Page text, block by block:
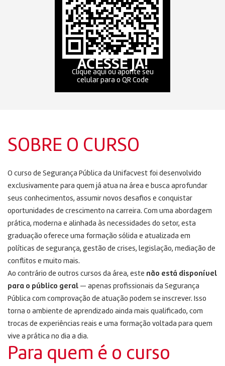
SOBRE O CURSO
O curso de Segurança Pública da Unifacvest foi desenvolvido
exclusivamente para quem já atua na área e busca aprofundar
seus conhecimentos, assumir novos desafios e conquistar
oportunidades de crescimento na carreira. Com uma abordagem
prática, moderna e alinhada às necessidades do setor, esta
graduação oferece uma formação sólida e atualizada em
políticas de segurança, gestão de crises, legislação, mediação de
conflitos e muito mais.
Ao contrário de outros cursos da área, este não está disponível
para o público geral — apenas profissionais da Segurança
Pública com comprovação de atuação podem se inscrever. Isso
torna o ambiente de aprendizado ainda mais qualificado, com
trocas de experiências reais e uma formação voltada para quem
vive a prática no dia a dia.
Para quem é o curso
ACESSE JÁ!
Clique aqui ou aponte seu
celular para o QR Code